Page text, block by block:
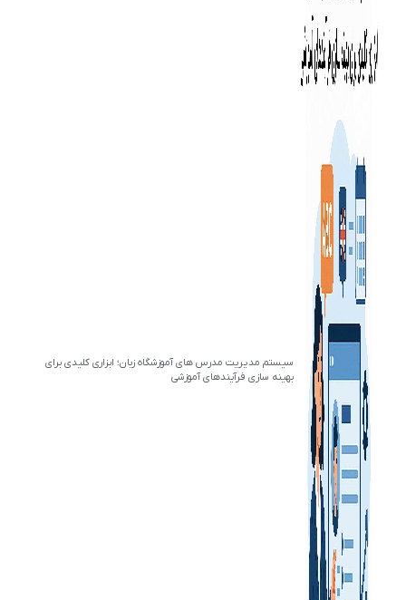
سیستم مدیریت مدرس های آموزشگاه زبان؛ ابزاری کلیدی برای
بهینه سازی فرآیندهای آموزشی